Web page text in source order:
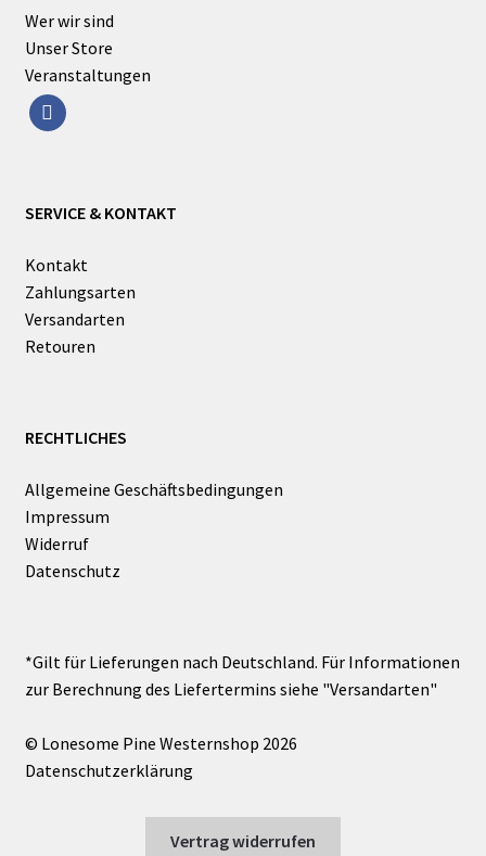
Wer wir sind
Unser Store
Veranstaltungen
facebook
SERVICE & KONTAKT
Kontakt
Zahlungsarten
Versandarten
Retouren
RECHTLICHES
Allgemeine Geschäftsbedingungen
Impressum
Widerruf
Datenschutz
© Lonesome Pine Westernshop 2026
Datenschutzerklärung
Vertrag widerrufen